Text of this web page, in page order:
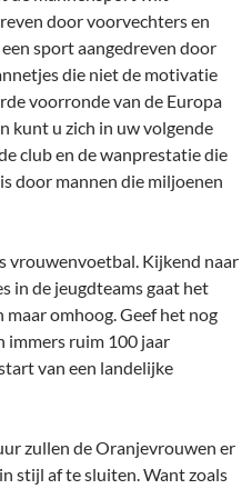
door voorvechters en
sport aangedreven door
die niet de motivatie
voorronde van de Europa
kunt u zich in uw volgende
club en de wanprestatie die
door mannen die miljoenen
vrouwenvoetbal. Kijkend naar
in de jeugdteams gaat het
maar omhoog. Geef het nog
immers ruim 100 jaar
van een landelijke
zullen de Oranjevrouwen er
stijl af te sluiten. Want zoals